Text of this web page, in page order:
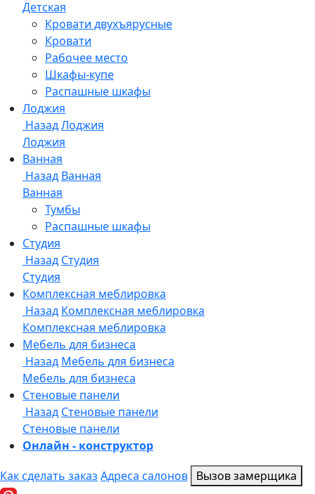
Онлайн - конструктор
Как сделать заказ Адреса салонов Вызов замерщика